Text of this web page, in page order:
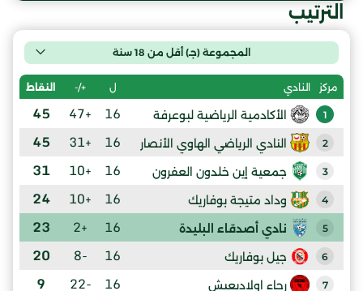
الترتيب
المجموعة (جـ) أقل من 18 سنة
مركز النادي ل +/- النقاط
1 الأكادمية الرياضية لبوعرفة 16
+47
45
2 النادي الرياضي الهاوي الأنصار 16
+31
45
3 جمعية إين خلدون العفرون 16
+10
31
4 وداد متيجة بوفاريك 16
+10
24
5 نادي أصدقاء البليدة 16
+2
23
6 جيل بوفاريك 16
-8
20
7 رجاء اولاديعيش 16
-22
9